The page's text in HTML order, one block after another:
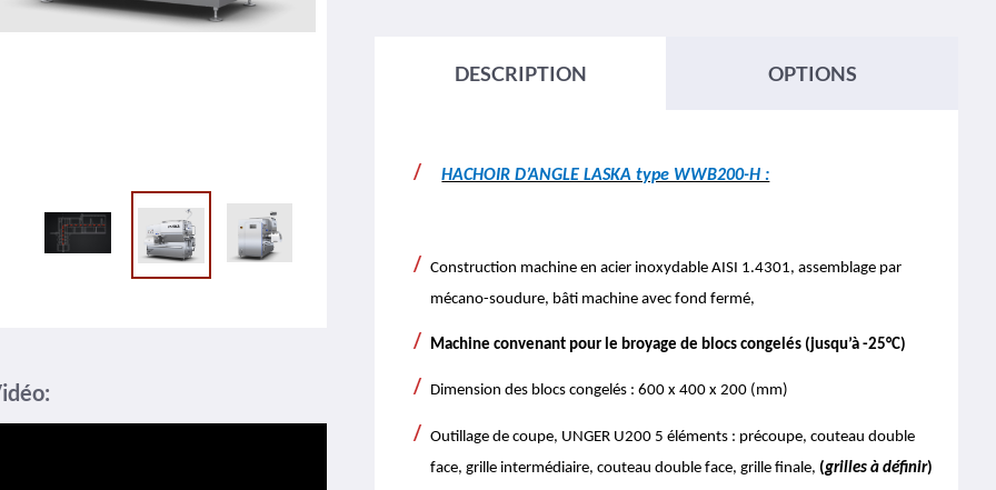
DESCRIPTION OPTIONS
HACHOIR D’ANGLE LASKA type WWB200-H :
Construction machine en acier inoxydable AISI 1.4301, assemblage par
mécano-soudure, bâti machine avec fond fermé,
Machine convenant pour le broyage de blocs congelés (jusqu’à -25°C)
Dimension des blocs congelés : 600 x 400 x 200 (mm)
Outillage de coupe, UNGER U200 5 éléments : précoupe, couteau double
face, grille intermédiaire, couteau double face, grille finale, (grilles à définir)